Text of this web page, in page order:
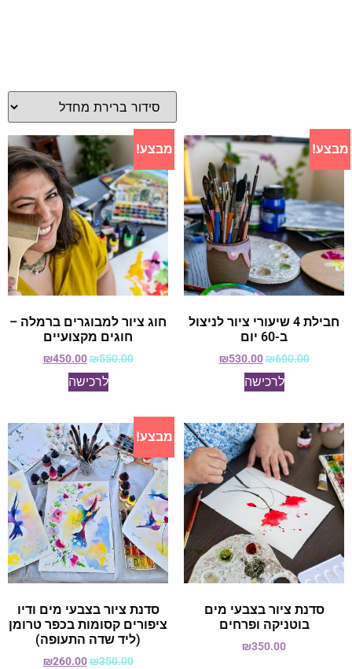
מבצע!
חבילת 4 שיעורי ציור לניצול
ב-60 יום
₪600.00
₪530.00
לרכישה
מבצע!
חוג ציור למבוגרים ברמלה –
חוגים מקצועיים
₪550.00
₪450.00
לרכישה
סדנת ציור בצבעי מים
בוטניקה ופרחים
₪350.00
מבצע!
סדנת ציור בצבעי מים ודיו
ציפורים קסומות בכפר טרומן
(ליד שדה התעופה)
₪350.00
₪260.00